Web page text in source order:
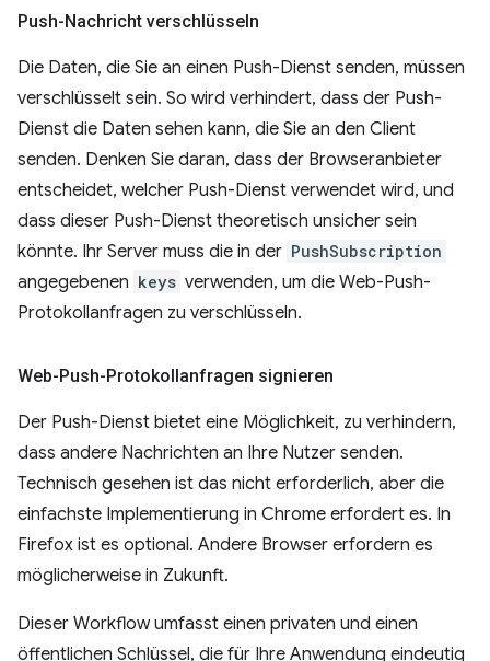
Push-Nachricht verschlüsseln
Die Daten, die Sie an einen Push-Dienst senden, müssen
verschlüsselt sein. So wird verhindert, dass der Push-
Dienst die Daten sehen kann, die Sie an den Client
senden. Denken Sie daran, dass der Browseranbieter
entscheidet, welcher Push-Dienst verwendet wird, und
dass dieser Push-Dienst theoretisch unsicher sein
könnte. Ihr Server muss die in der PushSubscription
angegebenen keys verwenden, um die Web-Push-
Protokollanfragen zu verschlüsseln.
Web-Push-Protokollanfragen signieren
Der Push-Dienst bietet eine Möglichkeit, zu verhindern,
dass andere Nachrichten an Ihre Nutzer senden.
Technisch gesehen ist das nicht erforderlich, aber die
einfachste Implementierung in Chrome erfordert es. In
Firefox ist es optional. Andere Browser erfordern es
möglicherweise in Zukunft.
Dieser Workflow umfasst einen privaten und einen
öffentlichen Schlüssel, die für Ihre Anwendung eindeutig